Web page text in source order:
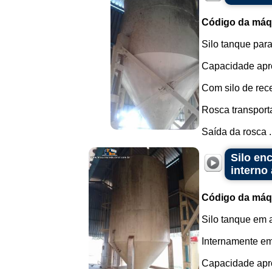
Código da
Silo tanque
Capacidade
Com silo de
Rosca
Saída da rosca
Silo
interno
Código da
Silo tanque em
Internamente
Capacidade